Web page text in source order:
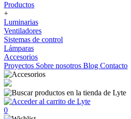
Productos
+
Luminarias
Ventiladores
Sistemas de control
Lámparas
Accesorios
Proyectos Sobre nosotros Blog Contacto
0